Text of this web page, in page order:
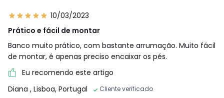
10/03/2023
Prático e fácil de montar
Banco muito prático, com bastante arrumação. Muito fácil
de montar, é apenas preciso encaixar os pés.
Eu recomendo este artigo
Diana , Lisboa, Portugal Cliente verificado